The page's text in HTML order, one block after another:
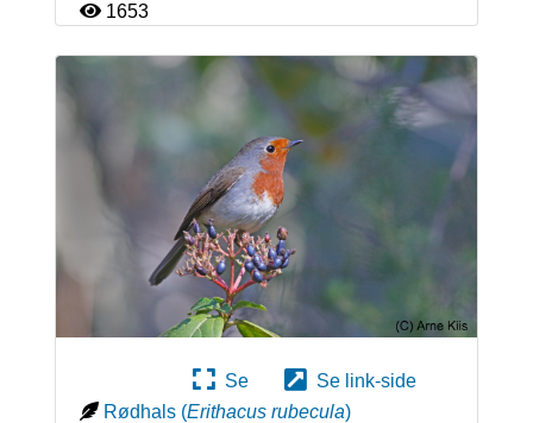
1653
Se
Se link-side
Rødhals (Erithacus rubecula)